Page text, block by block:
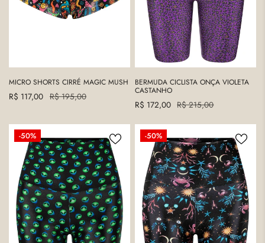
MICRO SHORTS CIRRÉ MAGIC MUSH
Precio
R$ 117,00
Precio
R$ 195,00
BERMUDA CICLISTA ONÇA VIOLETA
CASTANHO
Precio
venta
R$ 172,00
Precio
R$ 215,00
SHORTS
CURTO
CIRRÉ
ALIEN
STYLE`
-50%
SHORTS
CURTO
CIRRÉ
MARÉ
SOL
-50%